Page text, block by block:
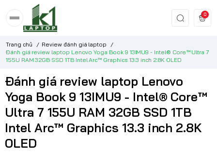
0
Trang chủ / Review đánh giá laptop
/
Đánh giá review laptop Lenovo Yoga Book 9 13IMU9 - Intel® Core™ Ultra 7
155U RAM 32GB SSD 1TB Intel Arc™ Graphics 13.3 inch 2.8K OLED
Đánh giá review laptop Lenovo
Yoga Book 9 13IMU9 - Intel® Core™
Ultra 7 155U RAM 32GB SSD 1TB
Intel Arc™ Graphics 13.3 inch 2.8K
OLED